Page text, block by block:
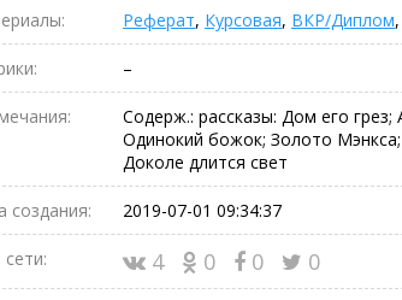
Реферат, Курсовая, ВКР/Диплом,
–
Содерж.: рассказы: Дом его
Одинокий божок; Золото Мэнкса;
Доколе длится свет
создания: 2019-07-01 09:34:37
сети: 4 0 0 0